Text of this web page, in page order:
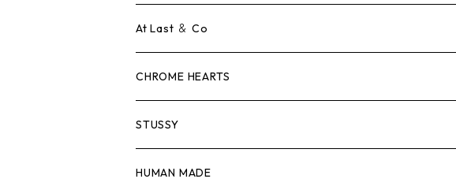
ロンTEE
スウェット/ニット
シャツ
ジャケット
Tシャツ
ロンTEE
スウェット/ニット
シャツ
At Last ＆ Co
Tシャツ
ロンTEE
スウェット/ニット
CHROME HEARTS
Tシャツ
ロンTEE
STUSSY
Tシャツ
HUMAN MADE